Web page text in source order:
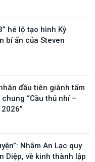
hé lộ tạo hình Kỳ
bí ẩn của Steven
đầu tiên giành tấm
“Cầu thủ nhí –
Nhậm An Lạc quy
Diệp, về kinh thành lập